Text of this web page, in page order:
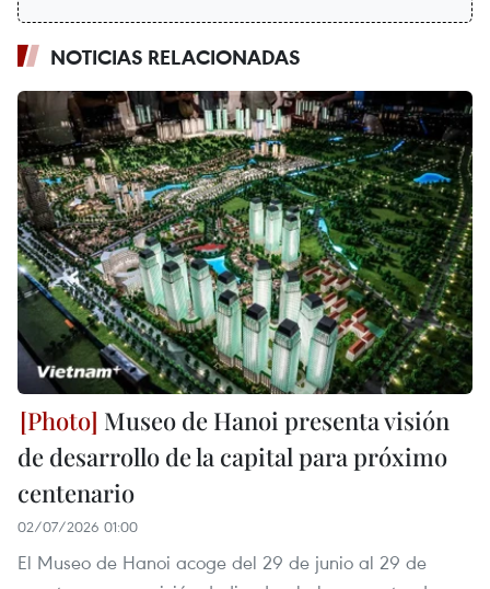
NOTICIAS RELACIONADAS
Museo de Hanoi presenta visión
de desarrollo de la capital para próximo
centenario
02/07/2026 01:00
El Museo de Hanoi acoge del 29 de junio al 29 de